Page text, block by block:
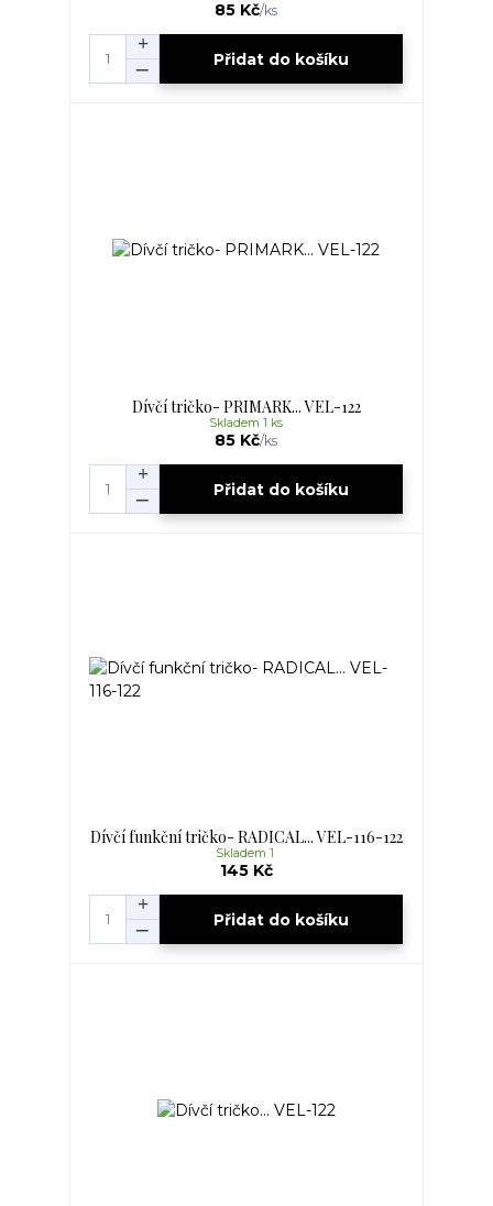
85 Kč/ks
Přidat do košíku
Dívčí tričko- PRIMARK... VEL-122
85 Kč/ks
Skladem 1 ks
Přidat do košíku
Dívčí funkční tričko- RADICAL... VEL-116-122
145 Kč
Skladem 1
Přidat do košíku